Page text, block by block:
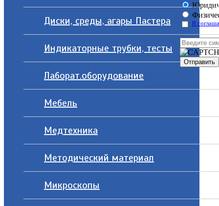
Диски, среды, агары Пастера
Индикаторные трубки, тесты
Лаборат.оборудование
Мебель
Медтехника
Методический материал
Микроскопы
Я